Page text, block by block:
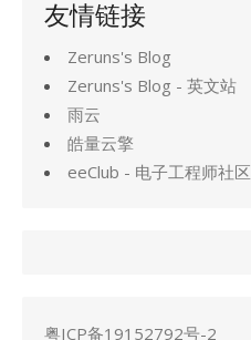
友情链接
Zeruns's Blog
Zeruns's Blog - 英文站
雨云
皓量云擎
eeClub - 电子工程师社区
粤ICP备19152792号-2